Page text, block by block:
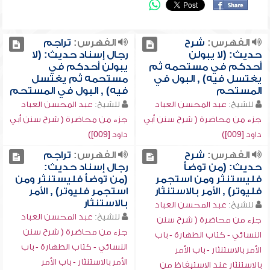
الفهرس: شرح
حديث: (لا يبولن
أحدكم في مستحمه ثم
يغتسل فيه) , البول في
المستحم
للشيخ: عبد المحسن العباد
جزء من محاضرة ( شرح سنن أبي
داود [009])
الفهرس: تراجم
رجال إسناد حديث: (لا
يبولن أحدكم في
مستحمه ثم يغتسل
فيه) , البول في المستحم
للشيخ: عبد المحسن العباد
جزء من محاضرة ( شرح سنن أبي
داود [009])
الفهرس: شرح
حديث: (من توضأ
فليستنثر ومن استجمر
فليوتر) , الأمر بالاستنثار
للشيخ: عبد المحسن العباد
جزء من محاضرة ( شرح سنن
النسائي - كتاب الطهارة - باب
الأمر بالاستنثار - باب الأمر
بالاستنثار عند الاستيقاظ من
الفهرس: تراجم
رجال إسناد حديث:
(من توضأ فليستنثر ومن
استجمر فليوتر) , الأمر
بالاستنثار
للشيخ: عبد المحسن العباد
جزء من محاضرة ( شرح سنن
النسائي - كتاب الطهارة - باب
الأمر بالاستنثار - باب الأمر